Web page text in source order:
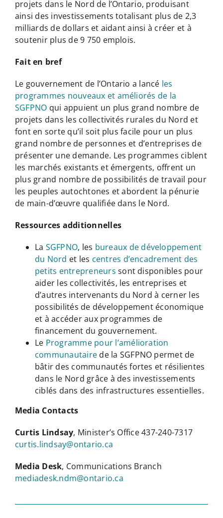
projets dans le Nord de l’Ontario, produisant
ainsi des investissements totalisant plus de 2,3
milliards de dollars et aidant ainsi à créer et à
soutenir plus de 9 750 emplois.
Fait en bref
Le gouvernement de l’Ontario a lancé les
programmes nouveaux et améliorés de la
SGFPNO qui appuient un plus grand nombre de
projets dans les collectivités rurales du Nord et
font en sorte qu’il soit plus facile pour un plus
grand nombre de personnes et d’entreprises de
présenter une demande. Les programmes ciblent
les marchés existants et émergents, offrent un
plus grand nombre de possibilités de travail pour
les peuples autochtones et abordent la pénurie
de main-d’œuvre qualifiée dans le Nord.
Ressources additionnelles
La SGFPNO, les bureaux de développement
du Nord et les centres d’encadrement des
petits entrepreneurs sont disponibles pour
aider les collectivités, les entreprises et
d’autres intervenants du Nord à cerner les
possibilités de développement économique
et à accéder aux programmes de
financement du gouvernement.
Le Programme pour l’amélioration
communautaire de la SGFPNO permet de
bâtir des communautés fortes et résilientes
dans le Nord grâce à des investissements
ciblés dans des infrastructures essentielles.
Media Contacts
Curtis Lindsay, Minister’s Office 437-240-7317
curtis.lindsay@ontario.ca
Media Desk, Communications Branch
mediadesk.ndm@ontario.ca